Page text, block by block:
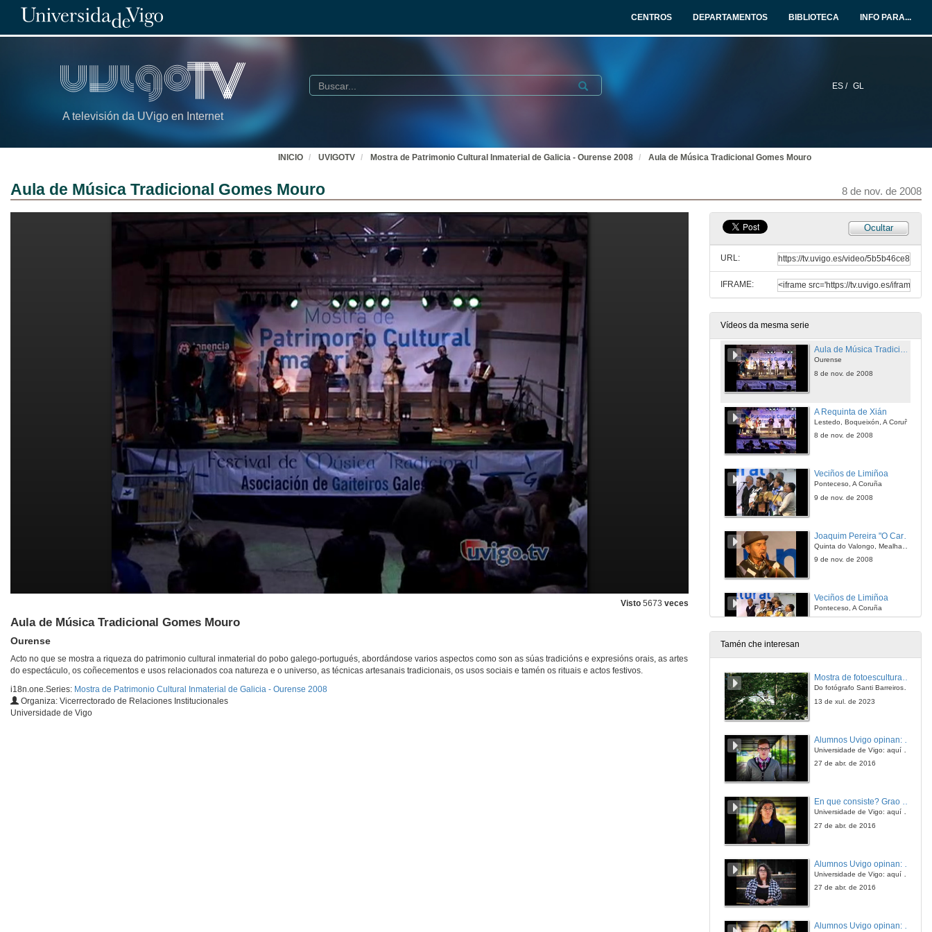
CENTROS DEPARTAMENTOS BIBLIOTECA INFO PARA...
A televisión da UVigo en Internet
ES / GL
Buscar Submit
INICIO UVIGOTV Mostra de Patrimonio Cultural Inmaterial de Galicia - Ourense 2008 Aula de Música Tradicional Gomes Mouro
Aula de Música Tradicional Gomes Mouro 8 de nov. de 2008
Visto 5673 veces
Aula de Música Tradicional Gomes Mouro
Ourense
Acto no que se mostra a riqueza do patrimonio cultural inmaterial do pobo galego-portugués, abordándose varios aspectos como son as súas tradicións e expresións orais, as artes
do espectáculo, os coñecementos e usos relacionados coa natureza e o universo, as técnicas artesanais tradicionais, os usos sociais e tamén os rituais e actos festivos.
i18n.one.Series: Mostra de Patrimonio Cultural Inmaterial de Galicia - Ourense 2008
Organiza: Vicerrectorado de Relaciones Institucionales
Universidade de Vigo
Ocultar
URL:
IFRAME:
Vídeos da mesma serie
Antroido Ribeirao de Santiago de Arriba
8 de nov. de 2008
Ludovaina
Morrazo, Pontevedra
Os Revoltas
Lestedo, Boqueixón, A Coruña
8 de nov. de 2008
Aula de Música Tradicional Gomes Mouro
Ourense
8 de nov. de 2008
A Requinta de Xián
Lestedo, Boqueixón, A Coruña
8 de nov. de 2008
Veciños de Limiñoa
Ponteceso, A Coruña
9 de nov. de 2008
Quinta do Valongo, Mealhada, Portugal
9 de nov. de 2008
Veciños de Limiñoa
Ponteceso, A Coruña
César Fernández
9 de nov. de 2008
9 de nov. de 2008
9 de nov. de 2008
9 de nov. de 2008
Tamén che interesan
Mostra de fotoesculturas Overtraz
Do fotógrafo Santi Barreiros e o escultor Nito Contreras.
13 de xul. de 2023
Universidade de Vigo: aquí todo é posible
27 de abr. de 2016
En que consiste? Grao en Ciencias da Linguaxe e Estudos Literarios
Universidade de Vigo: aquí todo é posible
27 de abr. de 2016
Universidade de Vigo: aquí todo é posible
27 de abr. de 2016
Alumnos Uvigo opinan: Grao en Linguas Estranxeiras